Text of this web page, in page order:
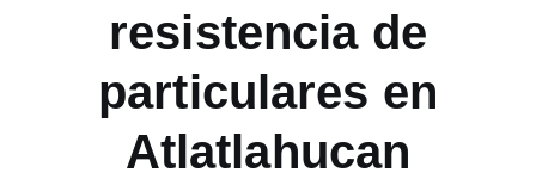
resistencia de
particulares en
Atlatlahucan